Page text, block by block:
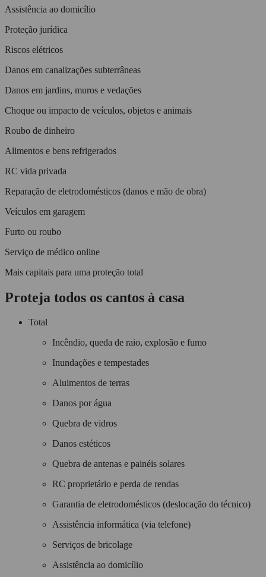
Assistência ao domicílio
Proteção jurídica
Riscos elétricos
Danos em canalizações subterrâneas
Danos em jardins, muros e vedações
Choque ou impacto de veículos, objetos e animais
Roubo de dinheiro
Alimentos e bens refrigerados
RC vida privada
Reparação de eletrodomésticos (danos e mão de obra)
Veículos em garagem
Furto ou roubo
Serviço de médico online
Mais capitais para uma proteção total
Proteja todos os cantos à casa
Total
Incêndio, queda de raio, explosão e fumo
Inundações e tempestades
Aluimentos de terras
Danos por água
Quebra de vidros
Danos estéticos
Quebra de antenas e painéis solares
RC proprietário e perda de rendas
Garantia de eletrodomésticos (deslocação do técnico)
Assistência informática (via telefone)
Serviços de bricolage
Assistência ao domicílio